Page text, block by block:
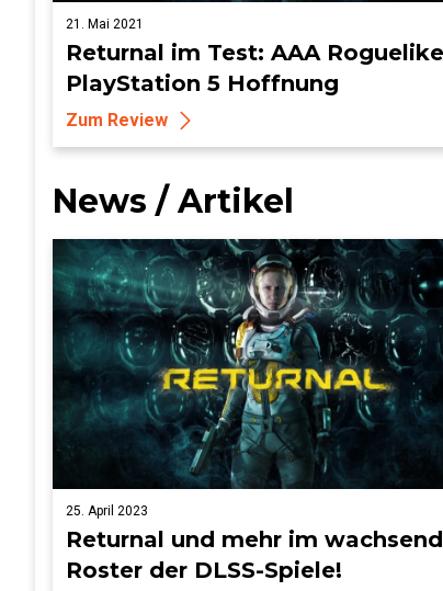
21. Mai 2021
Returnal im Test: AAA
PlayStation 5 Hoffnung
Zum Review
News / Artikel
25. April 2023
Returnal und mehr im
Roster der DLSS-Spiele!